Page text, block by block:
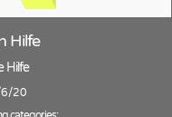
Hilfe
Hilfe
6/20